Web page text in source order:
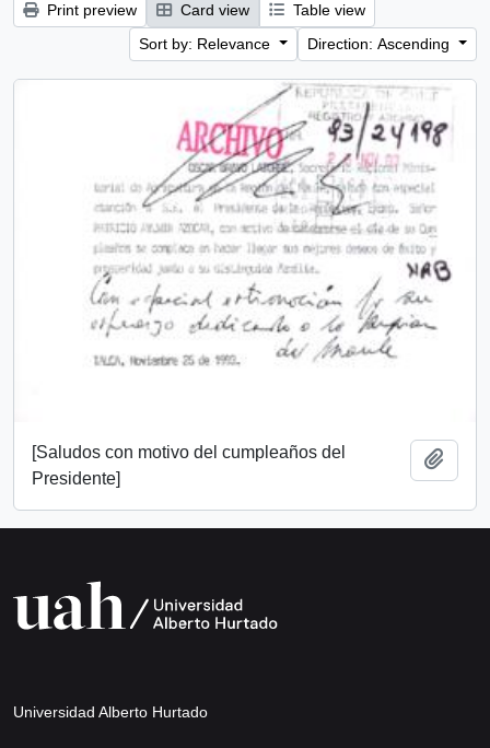
Print preview Card view
Table view
Sort by: Relevance
Direction: Ascending
[Saludos con motivo del cumpleaños del
Presidente]
Universidad Alberto Hurtado